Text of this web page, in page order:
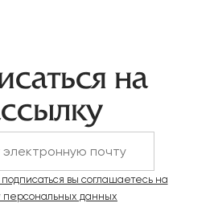
на
вы соглашаетесь на
персональных данных